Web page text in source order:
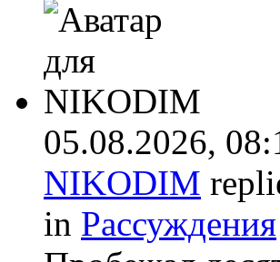
05.08.2026,
NIKODIM
in Рассуждения